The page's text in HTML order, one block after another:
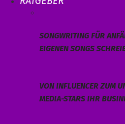
SONGWRITING FÜR
EIGENEN SONGS
VON INFLUENCER ZUM
MEDIA-STARS IHR